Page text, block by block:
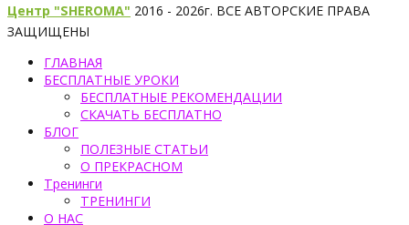
Центр "SHEROMA" 2016 - 2026г. ВСЕ АВТОРСКИЕ ПРАВА
ЗАЩИЩЕНЫ
ГЛАВНАЯ
БЕСПЛАТНЫЕ УРОКИ
БЕСПЛАТНЫЕ РЕКОМЕНДАЦИИ
СКАЧАТЬ БЕСПЛАТНО
БЛОГ
ПОЛЕЗНЫЕ СТАТЬИ
О ПРЕКРАСНОМ
Тренинги
ТРЕНИНГИ
О НАС